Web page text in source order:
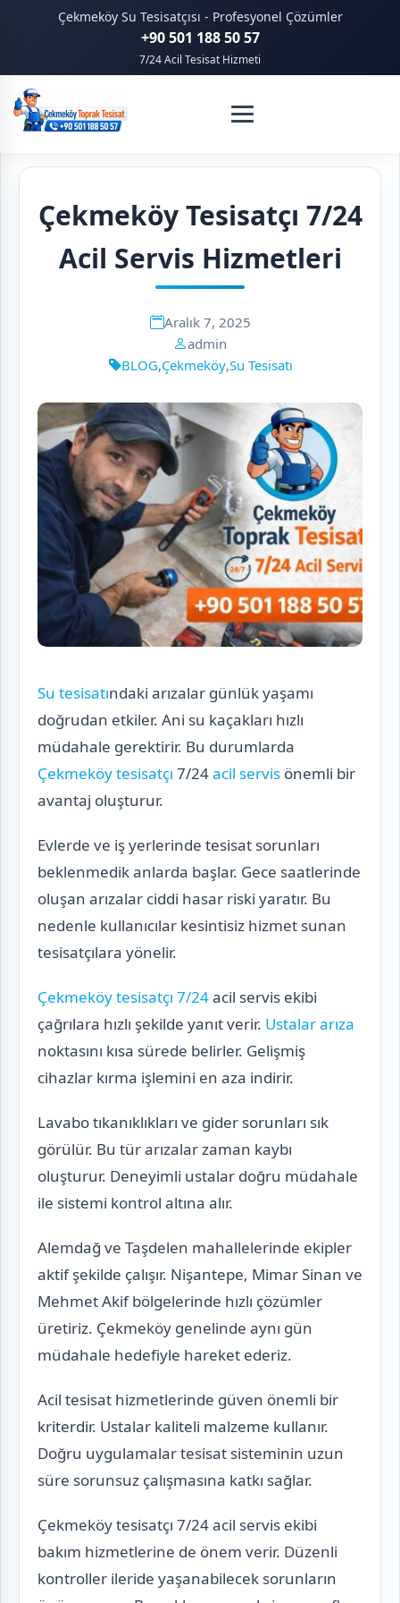
Çekmeköy Su Tesisatçısı - Profesyonel Çözümler
+90 501 188 50 57
7/24 Acil Tesisat Hizmeti
Çekmeköy Tesisatçı 7/24
Acil Servis Hizmetleri
Aralık 7, 2025
admin
BLOG,Çekmeköy,Su Tesisatı
Su tesisatındaki arızalar günlük yaşamı
doğrudan etkiler. Ani su kaçakları hızlı
müdahale gerektirir. Bu durumlarda
Çekmeköy tesisatçı 7/24acil servis önemli bir
avantaj oluşturur.
Evlerde ve iş yerlerinde tesisat sorunları
beklenmedik anlarda başlar. Gece saatlerinde
oluşan arızalar ciddi hasar riski yaratır. Bu
nedenle kullanıcılar kesintisiz hizmet sunan
tesisatçılara yönelir.
Çekmeköy tesisatçı 7/24acil servis ekibi
çağrılara hızlı şekilde yanıt verir. Ustalar arıza
noktasını kısa sürede belirler. Gelişmiş
cihazlar kırma işlemini en aza indirir.
Lavabo tıkanıklıkları ve gider sorunları sık
görülür. Bu tür arızalar zaman kaybı
oluşturur. Deneyimli ustalar doğru müdahale
ile sistemi kontrol altına alır.
Alemdağ ve Taşdelen mahallelerinde ekipler
aktif şekilde çalışır. Nişantepe, Mimar Sinan ve
Mehmet Akif bölgelerinde hızlı çözümler
üretiriz. Çekmeköy genelinde aynı gün
müdahale hedefiyle hareket ederiz.
Acil tesisat hizmetlerinde güven önemli bir
kriterdir. Ustalar kaliteli malzeme kullanır.
Doğru uygulamalar tesisat sisteminin uzun
süre sorunsuz çalışmasına katkı sağlar.
Çekmeköy tesisatçı 7/24 acil servis ekibi
bakım hizmetlerine de önem verir. Düzenli
kontroller ileride yaşanabilecek sorunların